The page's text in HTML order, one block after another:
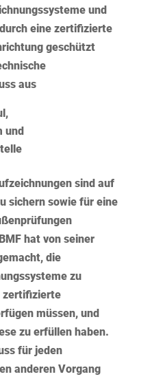
und
eine zertifizierte
geschützt
aus
,
und
sind auf
sichern sowie für eine
hat von seiner
die
zu
zertifizierte
müssen, und
zu erfüllen haben.
für jeden
anderen Vorgang